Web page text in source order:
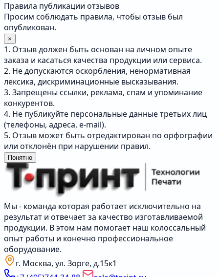
Правила публикации отзывов
Просим соблюдать правила, чтобы отзыв был
опубликован.
×
1. Отзыв должен быть основан на личном опыте
заказа и касаться качества продукции или сервиса.
2. Не допускаются оскорбления, ненормативная
лексика, дискриминационные высказывания.
3. Запрещены ссылки, реклама, спам и упоминание
конкурентов.
4. Не публикуйте персональные данные третьих лиц
(телефоны, адреса, e-mail).
5. Отзыв может быть отредактирован по орфографии
или отклонён при нарушении правил.
Понятно
Мы - команда которая работает исключительно на
результат и отвечает за качество изготавливаемой
продукции. В этом нам помогает наш колоссальный
опыт работы и конечно профессиональное
оборудование.
г. Москва, ул. Зорге, д.15к1